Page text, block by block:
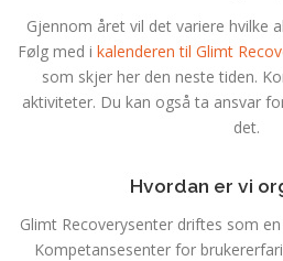
Gjennom året vil det variere hvilke
Følg med i kalenderen til Glimt
som skjer her den neste tiden.
aktiviteter. Du kan også ta ansvar
det.
Hvordan er vi
Glimt Recoverysenter driftes som
Kompetansesenter for